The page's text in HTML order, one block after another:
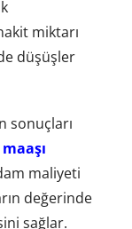
miktarı
düşüşler
sonuçları
maliyeti
değerinde
sağlar.